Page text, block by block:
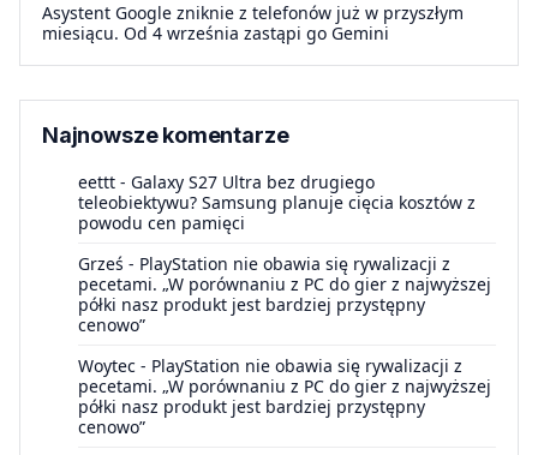
Asystent Google zniknie z telefonów już w przyszłym
miesiącu. Od 4 września zastąpi go Gemini
Najnowsze komentarze
eettt - Galaxy S27 Ultra bez drugiego
teleobiektywu? Samsung planuje cięcia kosztów z
powodu cen pamięci
Grześ - PlayStation nie obawia się rywalizacji z
pecetami. „W porównaniu z PC do gier z najwyższej
półki nasz produkt jest bardziej przystępny
cenowo”
Woytec - PlayStation nie obawia się rywalizacji z
pecetami. „W porównaniu z PC do gier z najwyższej
półki nasz produkt jest bardziej przystępny
cenowo”